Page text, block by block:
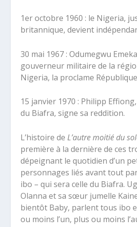
1eroctobre 1960 : le Nigeria,
britannique, devient
30 mai 1967 : Odumegwu
gouverneur militaire de la
Nigeria, la proclame
15 janvier 1970 : Philipp
du Biafra, signe sa reddition.
L’histoire deL’autre moitié du
première à la dernière de ces
dépeignant le quotidien d’un
personnages liés avant tout
ibo – qui sera celle du Biafra.
Olanna et sa sœur jumelle
bientôt Baby, parlent tous ibo
ou moins l’un, plus ou moins